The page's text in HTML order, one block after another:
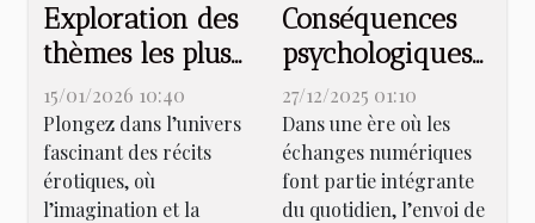
Exploration des
thèmes les plus
populaires dans
les récits
érotiques
15/01/2026 10:40
Plongez dans l’univers
fascinant des récits
érotiques, où
l’imagination et la
Conséquences
psychologiques
de l'envoi de
nudes :
exploration et
témoignages
27/12/2025 01:10
Dans une ère où les
échanges numériques
font partie intégrante
du quotidien, l’envoi de